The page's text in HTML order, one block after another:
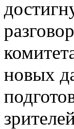
новых